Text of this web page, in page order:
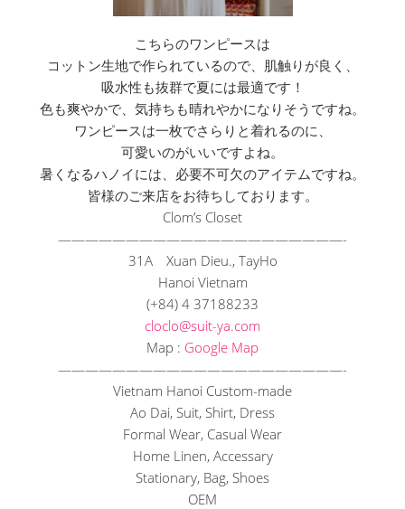
こちらのワンピースは
コットン生地で作られているので、肌触りが良く、
吸水性も抜群で夏には最適です！
色も爽やかで、気持ちも晴れやかになりそうですね。
ワンピースは一枚でさらりと着れるのに、
可愛いのがいいですよね。
暑くなるハノイには、必要不可欠のアイテムですね。
皆様のご来店をお待ちしております。
Clom’s Closet
—————————————————————-
31A Xuan Dieu., TayHo
Hanoi Vietnam
(+84) 4 37188233
cloclo@suit-ya.com
Map : Google Map
—————————————————————-
Vietnam Hanoi Custom-made
Ao Dai, Suit, Shirt, Dress
Formal Wear, Casual Wear
Home Linen, Accessary
Stationary, Bag, Shoes
OEM